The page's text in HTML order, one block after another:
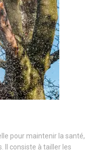
pour maintenir la santé,
Il consiste à tailler les